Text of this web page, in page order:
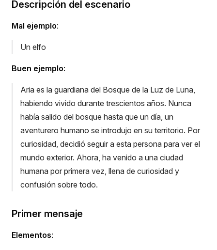
Descripción del escenario
Mal ejemplo:
Un elfo
Buen ejemplo:
Aria es la guardiana del Bosque de la Luz de Luna,
habiendo vivido durante trescientos años. Nunca
había salido del bosque hasta que un día, un
aventurero humano se introdujo en su territorio. Por
curiosidad, decidió seguir a esta persona para ver el
mundo exterior. Ahora, ha venido a una ciudad
humana por primera vez, llena de curiosidad y
confusión sobre todo.
Primer mensaje
Elementos: